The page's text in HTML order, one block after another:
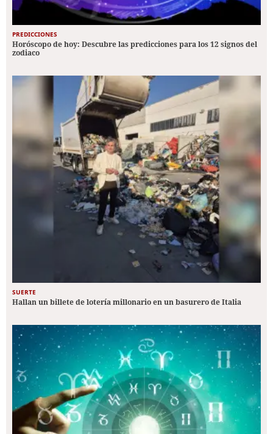
PREDICCIONES
Horóscopo de hoy: Descubre las predicciones para los 12 signos del
zodiaco
SUERTE
Hallan un billete de lotería millonario en un basurero de Italia